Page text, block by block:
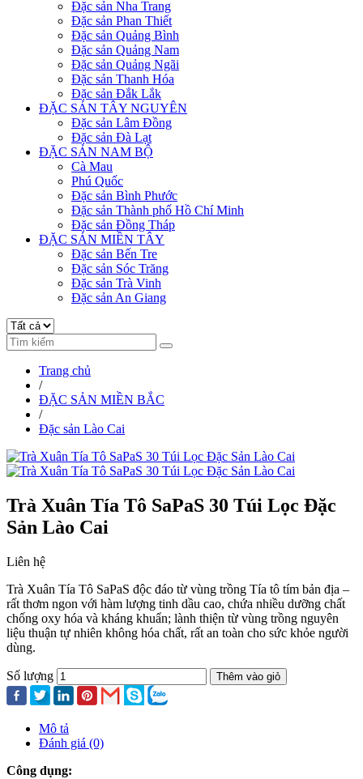
Đặc sản Nha Trang
Đặc sản Phan Thiết
Đặc sản Quảng Bình
Đặc sản Quảng Nam
Đặc sản Quảng Ngãi
Đặc sản Thanh Hóa
Đặc sản Đắk Lắk
ĐẶC SẢN TÂY NGUYÊN
Đặc sản Lâm Đồng
Đặc sản Đà Lạt
ĐẶC SẢN NAM BỘ
Cà Mau
Phú Quốc
Đặc sản Bình Phước
Đặc sản Thành phố Hồ Chí Minh
Đặc sản Đồng Tháp
ĐẶC SẢN MIỀN TÂY
Đặc sản Bến Tre
Đặc sản Sóc Trăng
Đặc sản Trà Vinh
Đặc sản An Giang
Trang chủ
/
ĐẶC SẢN MIỀN BẮC
/
Đặc sản Lào Cai
Trà Xuân Tía Tô SaPaS 30 Túi Lọc Đặc
Sản Lào Cai
Liên hệ
Trà Xuân Tía Tô SaPaS độc đáo từ vùng trồng Tía tô tím bản địa –
rất thơm ngon với hàm lượng tinh dầu cao, chứa nhiều dưỡng chất
chống oxy hóa và kháng khuẩn; lành thiện từ vùng trồng nguyên
liệu thuận tự nhiên không hóa chất, rất an toàn cho sức khỏe người
dùng.
Số lượng Thêm vào giỏ
Mô tả
Đánh giá (0)
Công dụng: